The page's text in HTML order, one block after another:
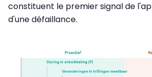
constituent le premier signal de
d'une défaillance.